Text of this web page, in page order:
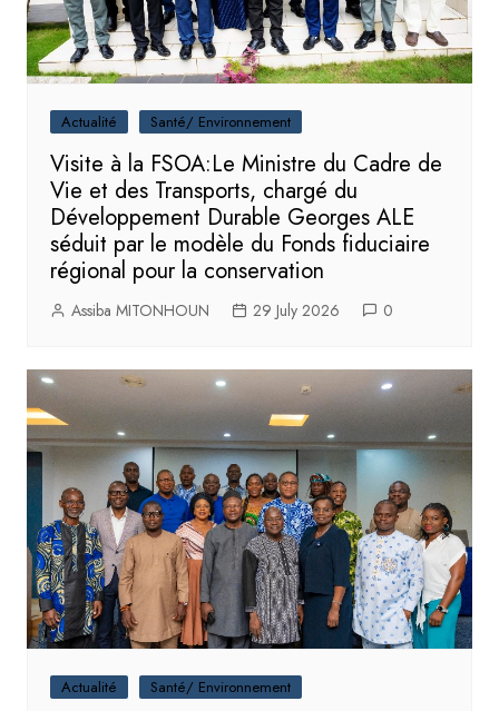
Actualité Santé/ Environnement
Visite à la FSOA:Le Ministre du Cadre de
Vie et des Transports, chargé du
Développement Durable Georges ALE
séduit par le modèle du Fonds fiduciaire
régional pour la conservation
Assiba MITONHOUN 29 July 2026 0
Actualité Santé/ Environnement